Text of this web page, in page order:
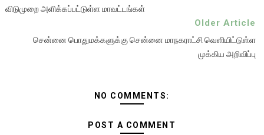
விடுமுறை அளிக்கப்பட்டுள்ள மாவட்டங்கள்
Older Article
சென்னை பொதுமக்களுக்கு சென்னை மாநகராட்சி வெளியிட்டுள்ள
முக்கிய அறிவிப்பு
NO COMMENTS:
POST A COMMENT